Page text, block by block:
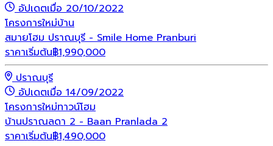
อัปเดตเมื่อ 20/10/2022
โครงการใหม่บ้าน
สมายโฮม ปราณบุรี - Smile Home Pranburi
ราคาเริ่มต้น฿1,990,000
ปราณบุรี
อัปเดตเมื่อ 14/09/2022
โครงการใหม่ทาวน์โฮม
บ้านปราณลดา 2 - Baan Pranlada 2
ราคาเริ่มต้น฿1,490,000